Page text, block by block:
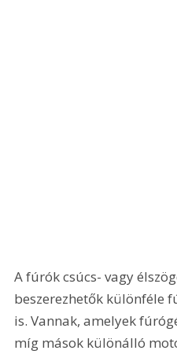
A fúrók csúcs- vagy
beszerezhetők különféle
is. Vannak, amelyek
míg mások különálló